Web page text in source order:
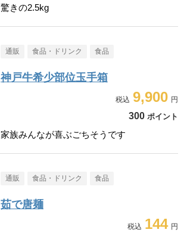
驚きの2.5kg
通販 食品・ドリンク 食品
神戸牛希少部位玉手箱
9,900
300 ポイント
家族みんなが喜ぶごちそうです
通販 食品・ドリンク 食品
茹で唐麺
144